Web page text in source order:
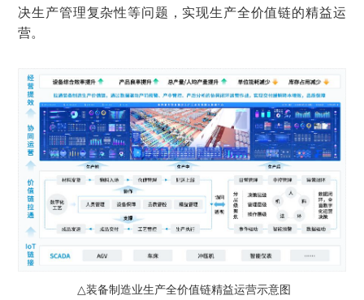
决生产管理复杂性等问题，实现生产全价值链的精益运
营。
△装备制造业生产全价值链精益运营示意图